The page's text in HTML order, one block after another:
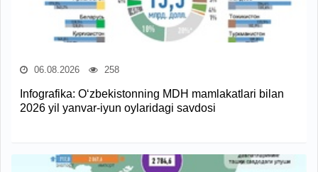
06.08.2026 258
Infografika: O‘zbekistonning MDH mamlakatlari bilan
2026 yil yanvar-iyun oylaridagi savdosi